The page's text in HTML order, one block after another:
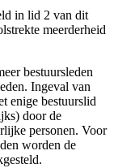
in lid 2 van dit
meerderheid
bestuursleden
Ingeval van
enige bestuurslid
door de
personen. Voor
worden de